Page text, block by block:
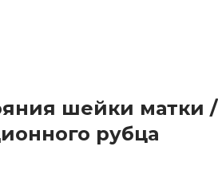
шейки матки /
рубца